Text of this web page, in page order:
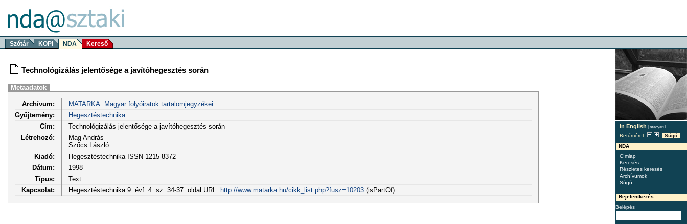
Szótár KOPI NDA Kereső
in English | magyarul
Betűméret:
Súgó
NDA
Címlap
Keresés
Részletes keresés
Archívumok
Súgó
Bejelentkezés
Belépés
Technológizálás jelentősége a javítóhegesztés során
Metaadatok
Archívum:
MATARKA: Magyar folyóiratok tartalomjegyzékei
Gyűjtemény:
Hegesztéstechnika
Cím:
Technológizálás jelentősége a javítóhegesztés során
Létrehozó:
Mag András
Szőcs László
Kiadó:
Hegesztéstechnika ISSN 1215-8372
Dátum:
1998
Típus:
Text
Kapcsolat:
Hegesztéstechnika 9. évf. 4. sz. 34-37. oldal URL: http://www.matarka.hu/cikk_list.php?fusz=10203(isPartOf)